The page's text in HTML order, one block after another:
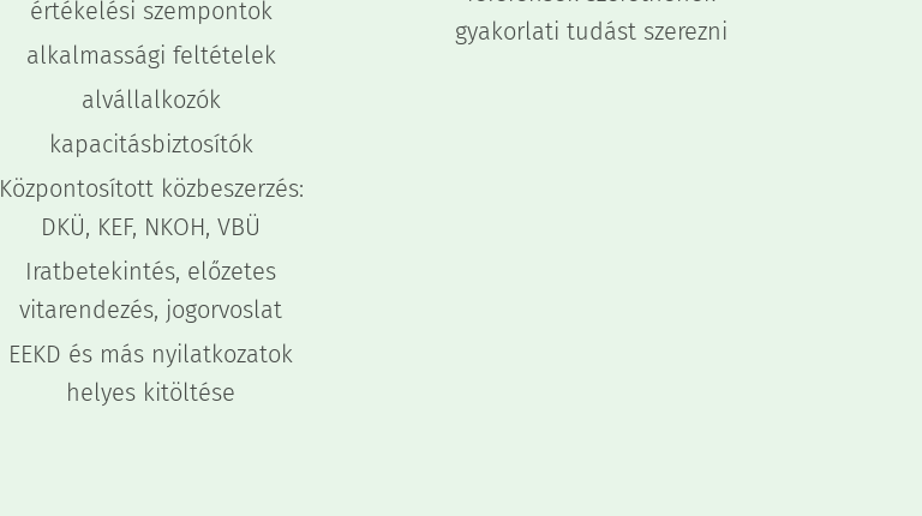
értékelési szempontok
alkalmassági feltételek
alvállalkozók
kapacitásbiztosítók
Központosított közbeszerzés:
DKÜ, KEF, NKOH, VBÜ
Iratbetekintés, előzetes
vitarendezés, jogorvoslat
EEKD és más nyilatkozatok
helyes kitöltése
gyakorlati tudást szerezni